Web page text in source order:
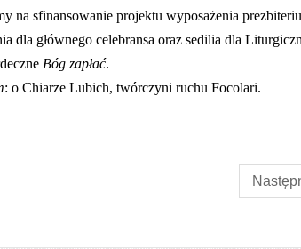
na sfinansowanie projektu wyposażenia
dla głównego celebransa oraz sedilia dla
Bóg zapłać.
: o Chiarze Lubich, twórczyni ruchu Focolari.